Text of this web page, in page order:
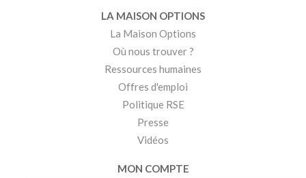
LA MAISON OPTIONS
La Maison Options
Où nous trouver ?
Ressources humaines
Offres d'emploi
Politique RSE
Presse
Vidéos
MON COMPTE